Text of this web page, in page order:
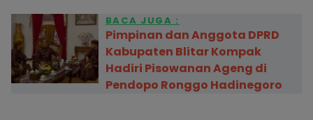
BACA JUGA :
Pimpinan dan Anggota DPRD
Kabupaten Blitar Kompak
Hadiri Pisowanan Ageng di
Pendopo Ronggo Hadinegoro